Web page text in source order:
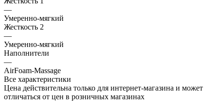
—
Умеренно-мягкий
Жесткость 2
—
Умеренно-мягкий
Наполнители
—
AirFoam-Massage
Все характеристики
Цена действительна только для интернет-магазина и может
отличаться от цен в розничных магазинах